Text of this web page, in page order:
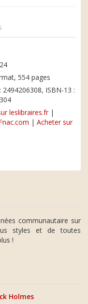
554 pages
2494206308, ISBN-13 :
leslibraires.fr|
| Acheter sur
communautaire sur
styles et de toutes
!
Holmes